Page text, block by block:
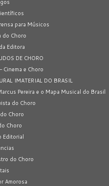
para Músicos
do Choro
Editora
DE CHORO
Cinema e Choro
IMATERIAL DO BRASIL
Pereira e o Mapa Musical do Brasil
do Choro
Choro
Choro
Editorial
do Choro
Amorosa